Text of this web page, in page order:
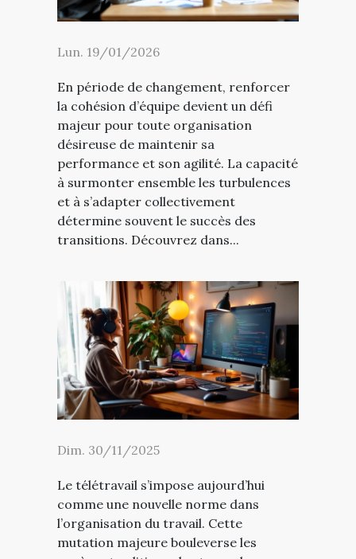
Lun. 19/01/2026
En période de changement, renforcer
la cohésion d’équipe devient un défi
majeur pour toute organisation
désireuse de maintenir sa
performance et son agilité. La capacité
à surmonter ensemble les turbulences
et à s’adapter collectivement
détermine souvent le succès des
transitions. Découvrez dans...
Dim. 30/11/2025
Le télétravail s’impose aujourd’hui
comme une nouvelle norme dans
l’organisation du travail. Cette
mutation majeure bouleverse les